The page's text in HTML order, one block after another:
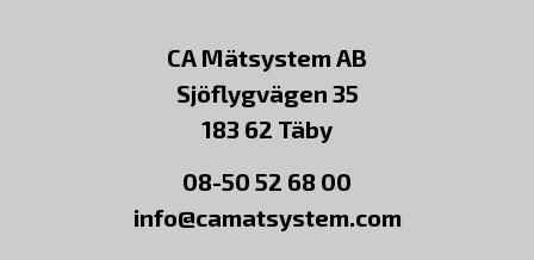
CA Mätsystem AB
Sjöflygvägen 35
183 62 Täby
08-50 52 68 00
info@camatsystem.com